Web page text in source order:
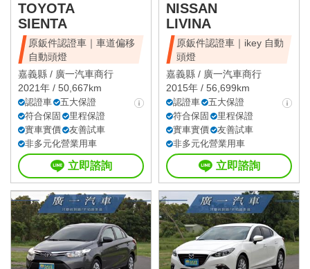
TOYOTA
SIENTA
原鈑件認證車｜車道偏移
自動頭燈
嘉義縣 / 廣一汽車商行
2021年 / 50,667km
認證車
五大保證
符合保固
里程保證
實車實價
友善試車
非多元化營業用車
立即諮詢
NISSAN
LIVINA
原鈑件認證車｜ikey 自動
頭燈
嘉義縣 / 廣一汽車商行
2015年 / 56,699km
認證車
五大保證
符合保固
里程保證
實車實價
友善試車
非多元化營業用車
立即諮詢